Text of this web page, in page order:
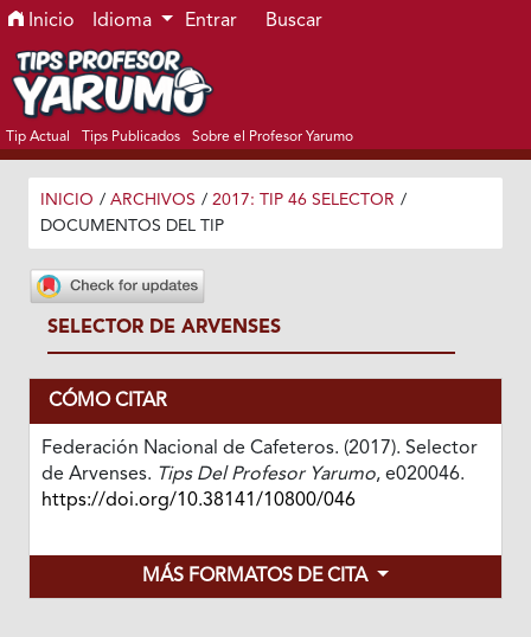
Ir al menú de navegación principal
Ir al contenido principal
Ir al pie de página del sitio
Inicio Idioma Entrar Buscar
Tip Actual Tips Publicados Sobre el Profesor Yarumo
INICIO / ARCHIVOS / 2017: TIP 46 SELECTOR /
DOCUMENTOS DEL TIP
SELECTOR DE ARVENSES
CÓMO CITAR
Federación Nacional de Cafeteros. (2017). Selector
de Arvenses. Tips Del Profesor Yarumo, e020046.
https://doi.org/10.38141/10800/046
MÁS FORMATOS DE CITA